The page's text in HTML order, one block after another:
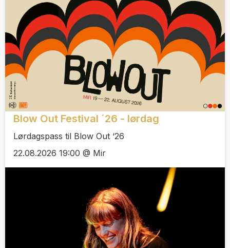
Blow Out Festival ´26 - lørdag
Lørdagspass til Blow Out ‘26
22.08.2026 19:00 @ Mir